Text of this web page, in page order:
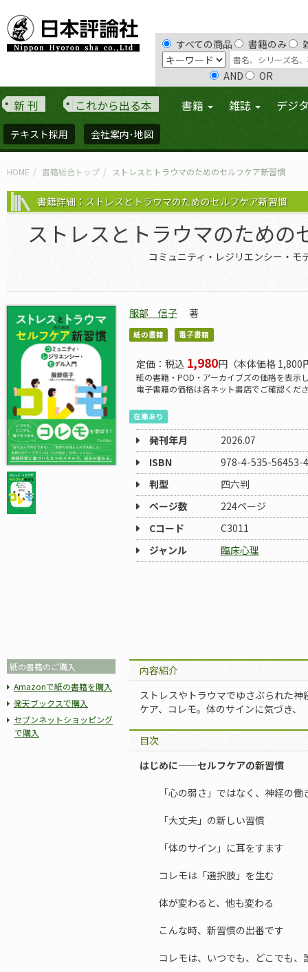
すべての商品 書籍のみ
AND OR
新 刊 これから出る本 書籍 雑誌 デジ
テキスト採用 会社案内･地図
HOME 書籍総合トップ ストレスとトラウマのためのセルフケア新習慣
書籍詳細：ストレスとトラウマのためのセルフケア新習慣
ストレスとトラウマのための
コミュニティ・レジリエンシー・モ
服部 信子 著
紙の書籍 電子書籍
定価：税込 1,980円（本体価格 1,800
紙の書籍・POD・アーカイブズの価格を表示
電子書籍の価格は各ネット書店でご確認くだ
在庫あり
発刊年月
2026.07
ISBN
978-4-535-56453-4
判型
四六判
ページ数
224ページ
Cコード
C3011
ジャンル
臨床心理
紙の書籍のご購入
Amazonで紙の書籍を購入
楽天ブックスで購入
セブンネットショッピング
で購入
内容紹介
ストレスやトラウマでゆさぶられた
ケア、コレモ。体のサインに気づき、
目次
はじめに——セルフケアの新習慣
「心の弱さ」ではなく、神経の働
「大丈夫」の新しい習慣
「体のサイン」に耳をすます
コレモは「選択肢」を生む
体が変わると、他も変わる
こんな時、新習慣の出番です
コレモは、いつでも、どこでも、